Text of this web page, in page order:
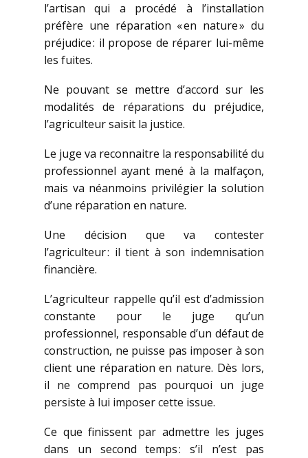
l’artisan qui a procédé à l’installation
préfère une réparation « en nature » du
préjudice : il propose de réparer lui-même
les fuites.
Ne pouvant se mettre d’accord sur les
modalités de réparations du préjudice,
l’agriculteur saisit la justice.
Le juge va reconnaitre la responsabilité du
professionnel ayant mené à la malfaçon,
mais va néanmoins privilégier la solution
d’une réparation en nature.
Une décision que va contester
l’agriculteur : il tient à son indemnisation
financière.
L’agriculteur rappelle qu’il est d’admission
constante pour le juge qu’un
professionnel, responsable d’un défaut de
construction, ne puisse pas imposer à son
client une réparation en nature. Dès lors,
il ne comprend pas pourquoi un juge
persiste à lui imposer cette issue.
Ce que finissent par admettre les juges
dans un second temps : s’il n’est pas